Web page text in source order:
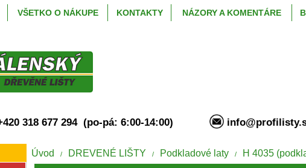
VŠETKO O NÁKUPE KONTAKTY NÁZORY A KOMENTÁRE
+420 318 677 294 (po-pá: 6:00-14:00)
Úvod / DREVENÉ LIŠTY / Podkladové laty / H 4035